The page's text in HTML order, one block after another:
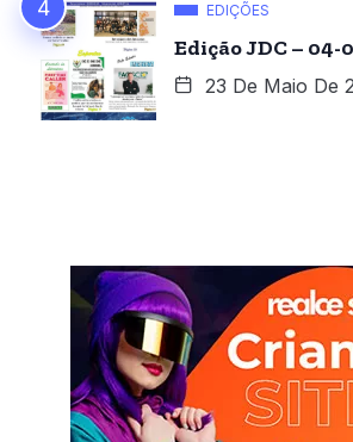
EDIÇÕES
Edição JDC – 04-
23 De Maio De